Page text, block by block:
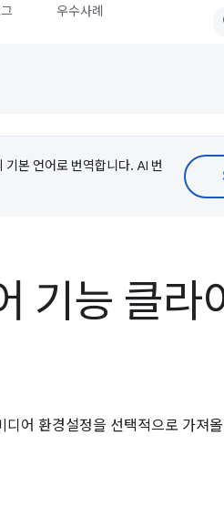
우수사례
본 언어로 번역합니다. AI 번
기능 클라
어 환경설정을 선택적으로 가져